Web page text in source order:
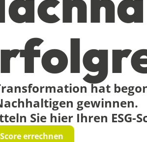
hat
gewinnen.
Sie hier Ihren ESG-
Score errechnen